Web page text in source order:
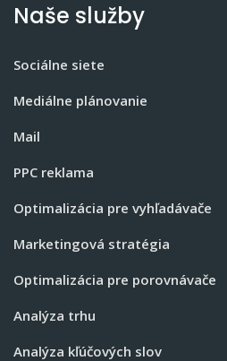
Naše služby
Sociálne siete
Mediálne plánovanie
Mail
PPC reklama
Optimalizácia pre vyhľadávače
Marketingová stratégia
Optimalizácia pre porovnávače
Analýza trhu
Analýza kľúčových slov